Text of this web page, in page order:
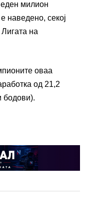
милион
наведено, секој
на
оваа
од 21,2
бодови).